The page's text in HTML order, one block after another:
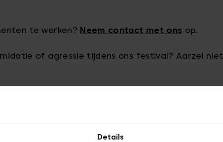
Details
te werken? Neem contact met ons op.
of agressie tijdens ons festival? Aarzel niet